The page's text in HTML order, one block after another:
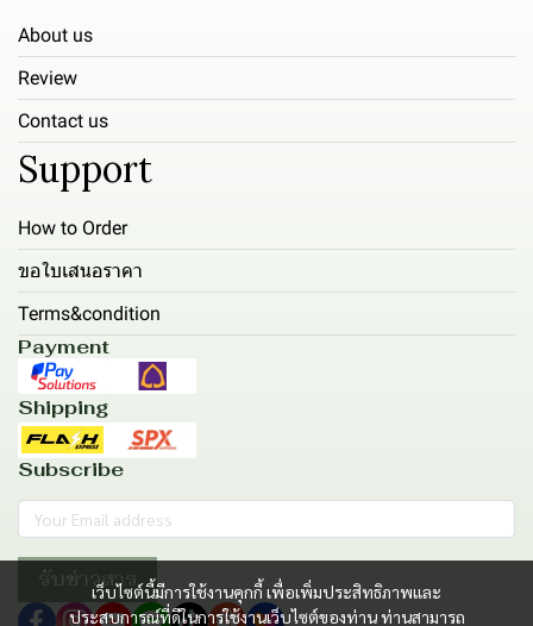
เว็บไซต์นี้มีการใช้งานคุกกี้ เพื่อเพิ่มประสิทธิภาพและ
ประสบการณ์ที่ดีในการใช้งานเว็บไซต์ของท่าน ท่านสามารถ
About us
Review
Contact us
Support
How to Order
ขอใบเสนอราคา
Terms&condition
Payment
Shipping
Subscribe
รับข่าวสาร